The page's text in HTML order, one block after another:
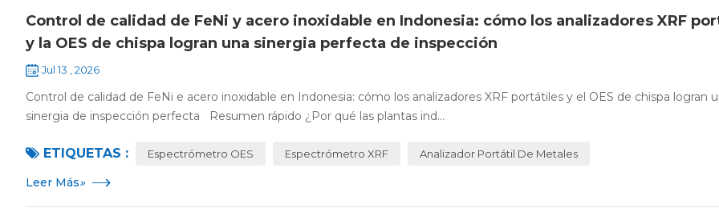
Control de calidad de FeNi y acero inoxidable en Indonesia: cómo los analizadores XRF
y la OES de chispa logran una sinergia perfecta de inspección
Jul 13 , 2026
Control de calidad de FeNi e acero inoxidable en Indonesia: cómo los analizadores XRF portátiles y el OES de chispa logran
sinergia de inspección perfecta Resumen rápido ¿Por qué las plantas ind...
ETIQUETAS : Espectrómetro OES Espectrómetro XRF Analizador Portátil De Metales
Leer Más»